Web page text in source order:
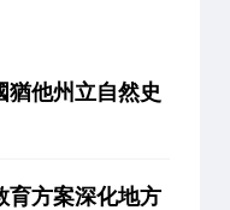
猶他州立自然史
育方案深化地方